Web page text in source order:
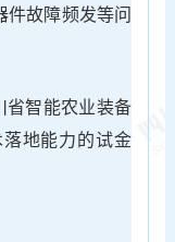
件故障频发等问
省智能农业装备
地能力的试金